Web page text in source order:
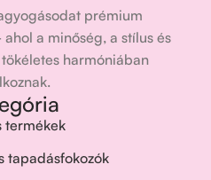
prémium
a minőség, a stílus és
harmóniában
termékek
tapadásfokozók